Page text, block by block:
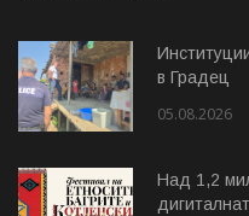
в Градец
05.08.2026
Над 1,2